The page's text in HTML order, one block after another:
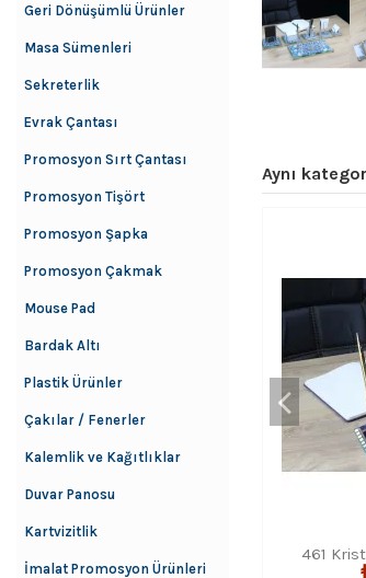
Aynı
461
Geri Dönüşümlü Ürünler
Masa Sümenleri
Sekreterlik
Evrak Çantası
Promosyon Sırt Çantası
Promosyon Tişört
Promosyon Şapka
Promosyon Çakmak
Mouse Pad
Bardak Altı
Plastik Ürünler
Çakılar / Fenerler
Kalemlik ve Kağıtlıklar
Duvar Panosu
Kartvizitlik
İmalat Promosyon Ürünleri